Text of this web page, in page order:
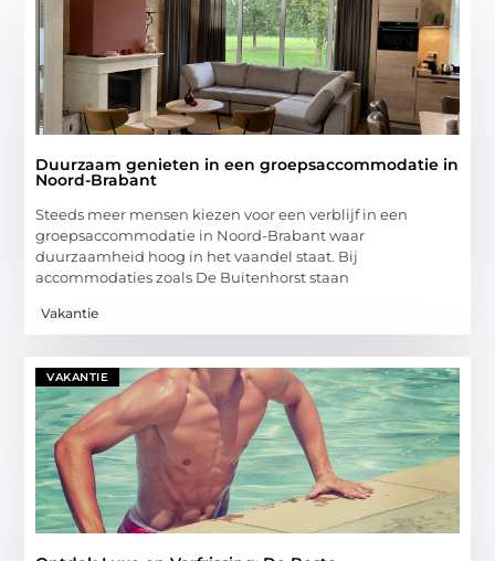
Duurzaam genieten in een groepsaccommodatie in
Noord-Brabant
Steeds meer mensen kiezen voor een verblijf in een
groepsaccommodatie in Noord-Brabant waar
duurzaamheid hoog in het vaandel staat. Bij
accommodaties zoals De Buitenhorst staan
Vakantie
VAKANTIE